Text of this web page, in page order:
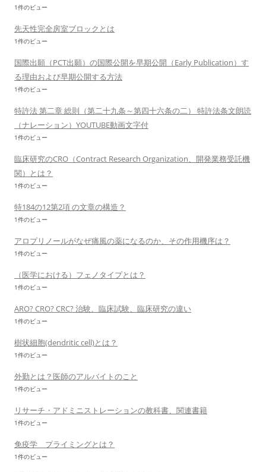
1件のビュー
先天性完全房室ブロックとは
1件のビュー
国際出願（PCT出願）の国際公開を早期公開（Early Publication）す
る理由および早期公開する方法
1件のビュー
特許法 第二章 総則（第二十九条～第四十六条の二） 特許法条文朗読
（ナレーション）YOUTUBE動画文字付
1件のビュー
臨床研究のCRO（Contract Research Organization、開発業務受託機
関）とは？
1件のビュー
特184の12第2項 の文章の構造？
1件のビュー
アロプリノールがなぜ痛風の薬になるのか、その作用機序は？
1件のビュー
（医学における）フェノタイプとは？
1件のビュー
ARO? CRO? CRC? 治験、臨床試験、臨床研究の違い
1件のビュー
樹状細胞(dendritic cell)とは？
1件のビュー
外勤とは？医師のアルバイトのこと
1件のビュー
リサーチ・アドミニストレーションの教科書、関連書籍
1件のビュー
免疫学 プライミングとは？
1件のビュー